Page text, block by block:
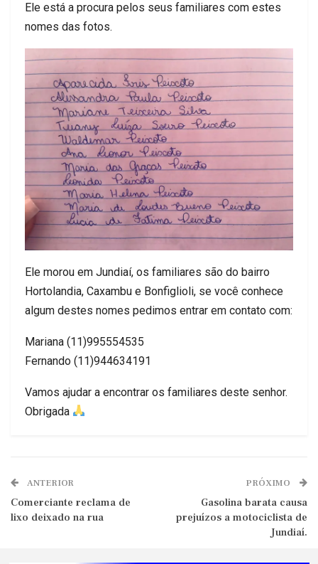
Ele está a procura pelos seus familiares com estes
nomes das fotos.
Ele morou em Jundiaí, os familiares são do bairro
Hortolandia, Caxambu e Bonfiglioli, se você conhece
algum destes nomes pedimos entrar em contato com:
Mariana (11)995554535
Fernando (11)944634191
Vamos ajudar a encontrar os familiares deste senhor.
Obrigada
ANTERIOR
Comerciante reclama de
lixo deixado na rua
PRÓXIMO
Gasolina barata causa
prejuízos a motociclista de
Jundiaí.